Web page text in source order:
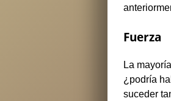
Fuerza
La
¿podría
suceder